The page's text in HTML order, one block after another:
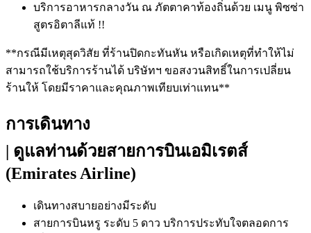
บริการอาหารกลางวัน ณ ภัตตาคาท้องถิ่นด้วย เมนู พิซซ่า
สูตรอิตาลีแท้ !!
**กรณีมีเหตุสุดวิสัย ที่ร้านปิดกะทันหัน หรือเกิดเหตุที่ทำให้ไม่
สามารถใช้บริการร้านได้ บริษัทฯ ขอสงวนสิทธิ์ในการเปลี่ยน
ร้านให้ โดยมีราคาและคุณภาพเทียบเท่าแทน**
การเดินทาง
| ดูแลท่านด้วยสายการบินเอมิเรตส์
(Emirates Airline)
เดินทางสบายอย่างมีระดับ
สายการบินหรู ระดับ 5 ดาว บริการประทับใจตลอดการ